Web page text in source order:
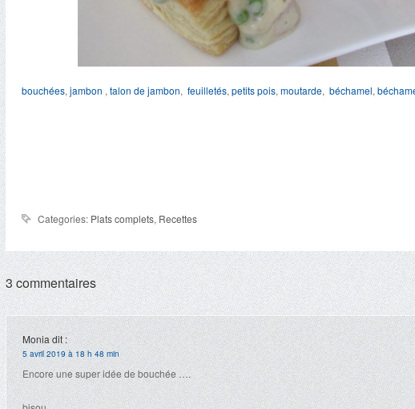
bouchées, jambon , talon de jambon, feuilletés, petits pois, moutarde, béchamel,
Categories: Plats complets, Recettes
3 commentaires
Moniadit :
5 avril 2019 à 18 h 48 min
Encore une super idée de bouchée ….